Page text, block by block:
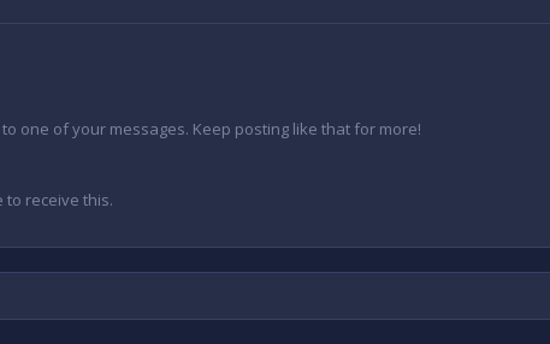
one of your messages. Keep posting like that for more!
to receive this.